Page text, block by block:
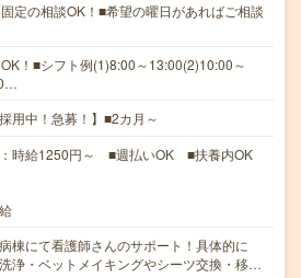
定の相談OK！■希望の曜日があればご相談
！■シフト例(1)8:00～13:00(2)10:00～
用中！急募！】■2カ月～
時給1250円～ ■週払いOK ■扶養内OK
棟にて看護師さんのサポート！具体的に
浄・ベットメイキングやシーツ交換・移…